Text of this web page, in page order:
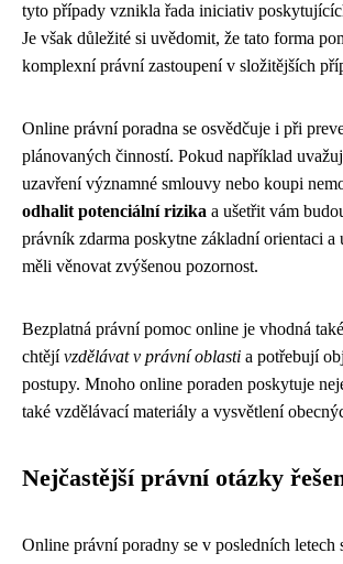
tyto případy vznikla řada iniciativ
Je však důležité si uvědomit, že tato forma
komplexní právní zastoupení v složitějších
Online právní poradna se osvědčuje i při
plánovaných činností. Pokud například
uzavření významné smlouvy nebo koupi
odhalit potenciální rizika a ušetřit vám
právník zdarma poskytne základní orientaci
měli věnovat zvýšenou pozornost.
Bezplatná právní pomoc online je vhodná
chtějívzdělávat v právní oblasti a potřebují
postupy. Mnoho online poraden poskytuje
také vzdělávací materiály a vysvětlení
Nejčastější právní otázky
Online právní poradny se v posledních